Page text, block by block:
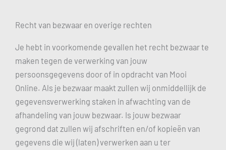
Recht van bezwaar en overige rechten
Je hebt in voorkomende gevallen het recht bezwaar te
maken tegen de verwerking van jouw
persoonsgegevens door of in opdracht van Mooi
Online. Als je bezwaar maakt zullen wij onmiddellijk de
gegevensverwerking staken in afwachting van de
afhandeling van jouw bezwaar. Is jouw bezwaar
gegrond dat zullen wij afschriften en/of kopieën van
gegevens die wij (laten) verwerken aan u ter